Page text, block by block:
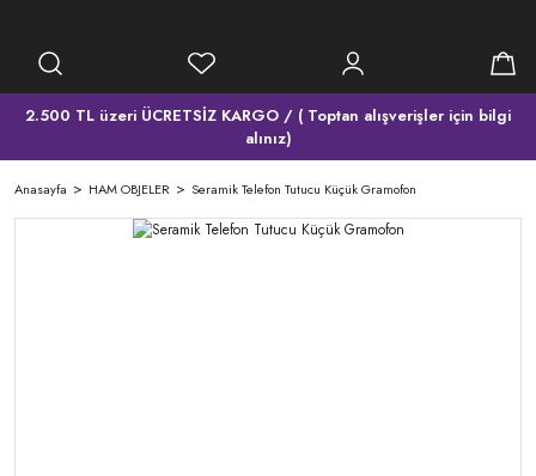
2.500 TL üzeri ÜCRETSİZ KARGO / ( Toptan alışverişler için bilgi
alınız)
Anasayfa HAM OBJELER Seramik Telefon Tutucu Küçük Gramofon